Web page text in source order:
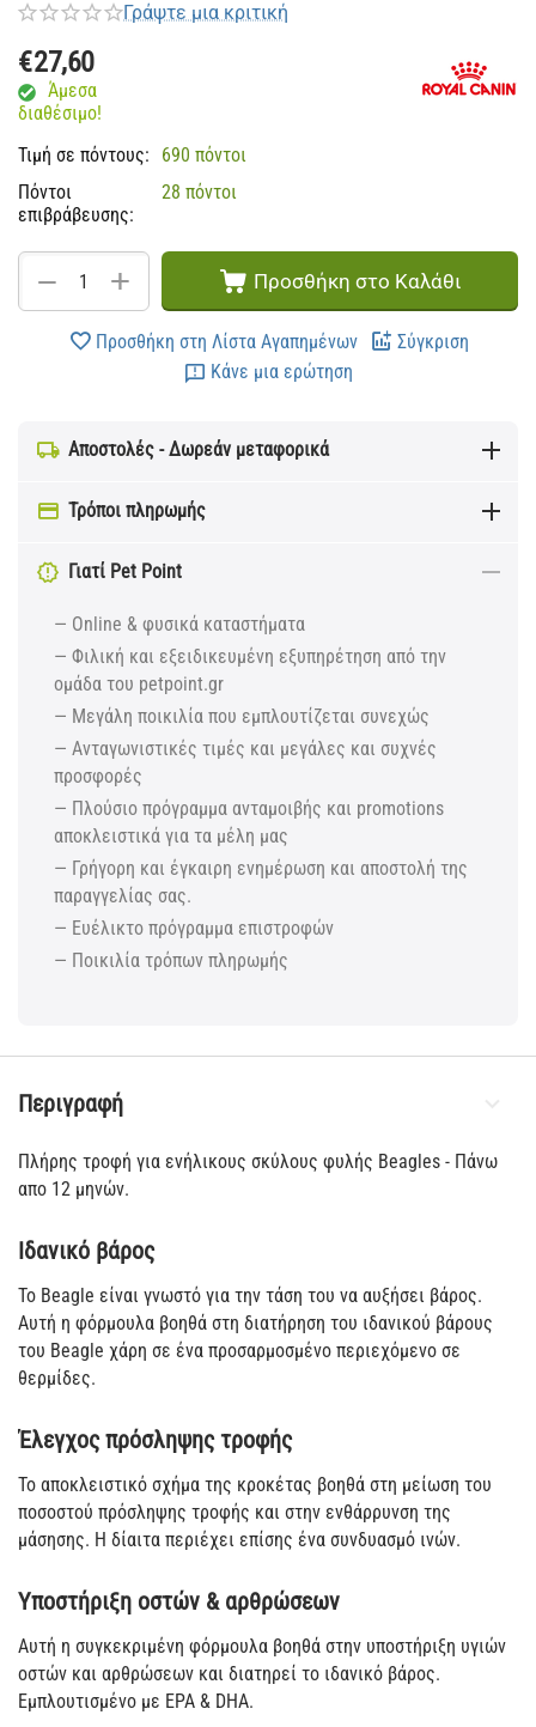
Γράψτε μια κριτική
€27,60
Άμεσα
διαθέσιμο!
Τιμή σε πόντους:
690 πόντοι
Πόντοι
επιβράβευσης:
28 πόντοι
+
− Προσθήκη στο Καλάθι
Προσθήκη στη Λίστα Αγαπημένων
Σύγκριση
Κάνε μια ερώτηση
Αποστολές - Δωρεάν μεταφορικά
Τρόποι πληρωμής
Γιατί Pet Point
— Online & φυσικά καταστήματα
— Φιλική και εξειδικευμένη εξυπηρέτηση από την
ομάδα του petpoint.gr
— Μεγάλη ποικιλία που εμπλουτίζεται συνεχώς
— Ανταγωνιστικές τιμές και μεγάλες και συχνές
προσφορές
— Πλούσιο πρόγραμμα ανταμοιβής και promotions
αποκλειστικά για τα μέλη μας
— Γρήγορη και έγκαιρη ενημέρωση και αποστολή της
παραγγελίας σας.
— Ευέλικτο πρόγραμμα επιστροφών
— Ποικιλία τρόπων πληρωμής
Περιγραφή
Πλήρης τροφή για ενήλικους σκύλους φυλής Beagles - Πάνω
απο 12 μηνών.
Ιδανικό βάρος
Το Beagle είναι γνωστό για την τάση του να αυξήσει βάρος.
Αυτή η φόρμουλα βοηθά στη διατήρηση του ιδανικού βάρους
του Beagle χάρη σε ένα προσαρμοσμένο περιεχόμενο σε
θερμίδες.
Έλεγχος πρόσληψης τροφής
Το αποκλειστικό σχήμα της κροκέτας βοηθά στη μείωση του
ποσοστού πρόσληψης τροφής και στην ενθάρρυνση της
μάσησης. Η δίαιτα περιέχει επίσης ένα συνδυασμό ινών.
Υποστήριξη οστών & αρθρώσεων
Αυτή η συγκεκριμένη φόρμουλα βοηθά στην υποστήριξη υγιών
οστών και αρθρώσεων και διατηρεί το ιδανικό βάρος.
Εμπλουτισμένο με EPA & DHA.